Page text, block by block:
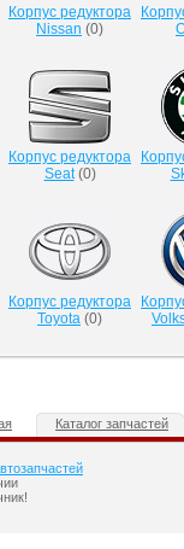
Корпус редуктора
Nissan (0)
Корпус редуктора
Seat(0)
Корпус редуктора
Toyota (0)
Каталог запчастей